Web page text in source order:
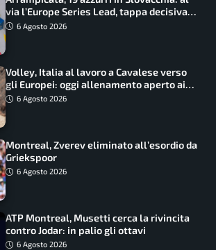
via l’Europe Series Lead, tappa decisiva
per la Speed
6 Agosto 2026
Volley, Italia al lavoro a Cavalese verso
gli Europei: oggi allenamento aperto ai
tifosi
6 Agosto 2026
Montreal, Zverev eliminato all’esordio da
Griekspoor
6 Agosto 2026
ATP Montreal, Musetti cerca la rivincita
contro Jodar: in palio gli ottavi
6 Agosto 2026